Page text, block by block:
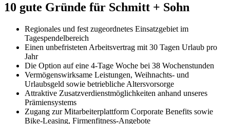
10 gute Gründe für Schmitt + Sohn
Regionales und fest zugeordnetes Einsatzgebiet im
Tagespendelbereich
Einen unbefristeten Arbeitsvertrag mit 30 Tagen Urlaub pro
Jahr
Die Option auf eine 4-Tage Woche bei 38 Wochenstunden
Vermögenswirksame Leistungen, Weihnachts- und
Urlaubsgeld sowie betriebliche Altersvorsorge
Attraktive Zusatzverdienstmöglichkeiten anhand unseres
Prämiensystems
Zugang zur Mitarbeiterplattform Corporate Benefits sowie
Bike-Leasing, Firmenfitness-Angebote